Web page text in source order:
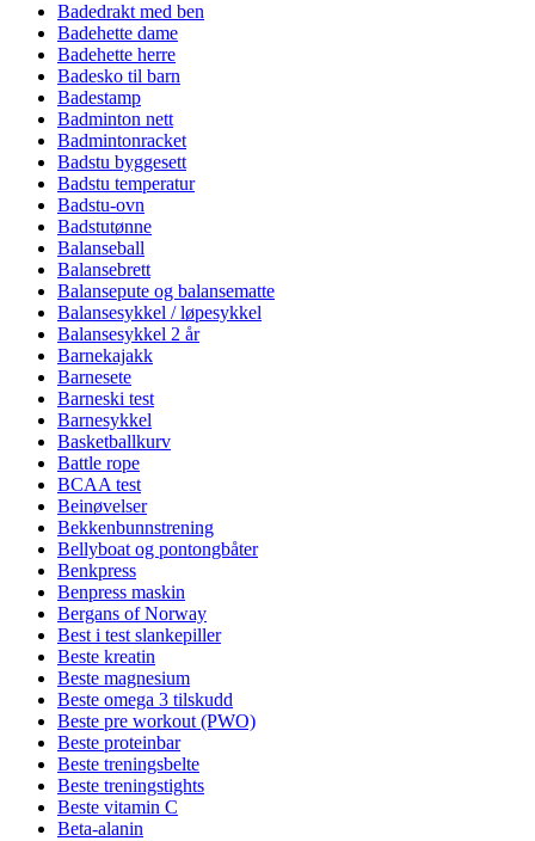
Badedrakt med ben
Badehette dame
Badehette herre
Badesko til barn
Badestamp
Badminton nett
Badmintonracket
Badstu byggesett
Badstu temperatur
Badstu-ovn
Badstutønne
Balanseball
Balansebrett
Balansepute og balansematte
Balansesykkel / løpesykkel
Balansesykkel 2 år
Barnekajakk
Barnesete
Barneski test
Barnesykkel
Basketballkurv
Battle rope
BCAA test
Beinøvelser
Bekkenbunnstrening
Bellyboat og pontongbåter
Benkpress
Benpress maskin
Bergans of Norway
Best i test slankepiller
Beste kreatin
Beste magnesium
Beste omega 3 tilskudd
Beste pre workout (PWO)
Beste proteinbar
Beste treningsbelte
Beste treningstights
Beste vitamin C
Beta-alanin